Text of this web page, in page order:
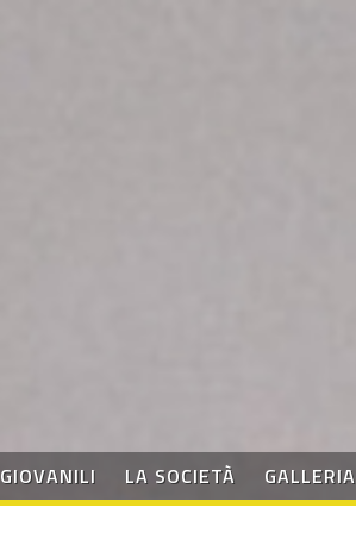
GIOVANILI LA SOCIETÀ GALLERIA